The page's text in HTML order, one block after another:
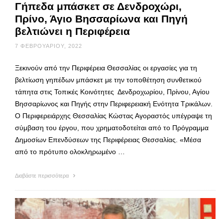
Γήπεδα μπάσκετ σε Δενδροχώρι,
Πρίνο, Άγιο Βησσαρίωνα και Πηγή
βελτιώνει η Περιφέρεια
7 ΦΕΒΡΟΥΑΡΊΟΥ, 2022
Ξεκινούν από την Περιφέρεια Θεσσαλίας οι εργασίες για τη
βελτίωση γηπέδων μπάσκετ με την τοποθέτηση συνθετικού
τάπητα στις Τοπικές Κοινότητες Δενδροχωρίου, Πρίνου, Αγίου
Βησσαρίωνος και Πηγής στην Περιφερειακή Ενότητα Τρικάλων.
Ο Περιφερειάρχης Θεσσαλίας Κώστας Αγοραστός υπέγραψε τη
σύμβαση του έργου, που χρηματοδοτείται από το Πρόγραμμα
Δημοσίων Επενδύσεων της Περιφέρειας Θεσσαλίας. «Μέσα
από το πρότυπο ολοκληρωμένο …
Διαβάστε περισσότερα